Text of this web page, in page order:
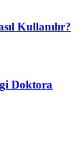
Kullanılır?
Doktora